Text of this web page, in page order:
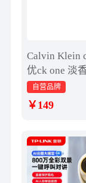
Calvin Klein
优ck one 淡
l 清新柑橘调
自营品牌
149